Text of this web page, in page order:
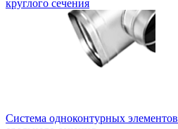
круглого сечения
Система одноконтурных элементов